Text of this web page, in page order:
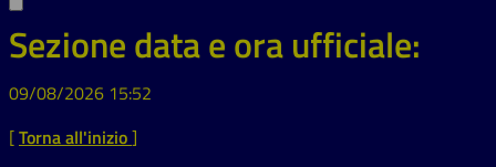
Sezione data e ora ufficiale:
09/08/2026 15:52
[Torna all'inizio]